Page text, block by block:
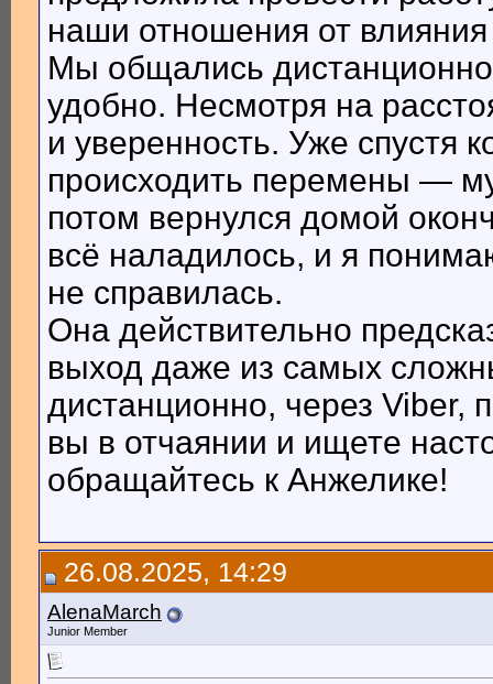
наши отношения от
Мы общались
удобно. Несмотря на
и уверенность. Уже спустя
происходить перемены —
потом вернулся домой
всё наладилось, и я
не справилась.
Она действительно
выход даже из самых
дистанционно, через Viber,
вы в отчаянии и ищете
обращайтесь к Анжелике!
26.08.2025, 14:29
AlenaMarch
Junior Member